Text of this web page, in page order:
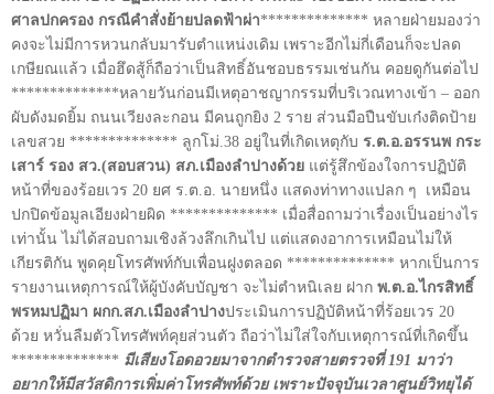
ศาลปกครอง กรณีคำสั่งย้ายปลดฟ้าผ่า************** หลายฝ่ายมองว่า
คงจะไม่มีการหวนกลับมารับตำแหน่งเดิม เพราะอีกไม่กี่เดือนก็จะปลด
เกษียณแล้ว เมื่อฮึดสู้ก็ถือว่าเป็นสิทธิ์อันชอบธรรมเช่นกัน คอยดูกันต่อไป
**************หลายวันก่อนมีเหตุอาชญากรรมที่บริเวณทางเข้า – ออก
ผับดังมดยิ้ม ถนนเวียงละกอน มีคนถูกยิง 2 ราย ส่วนมือปืนขับเก๋งติดป้าย
เลขสวย ************** ลูกโม่.38 อยู่ในที่เกิดเหตุกับ ร.ต.อ.อรรนพ กระ
เสาร์ รอง สว.(สอบสวน) สภ.เมืองลำปางด้วย แต่รู้สึกข้องใจการปฏิบัติ
หน้าที่ของร้อยเวร 20 ยศ ร.ต.อ. นายหนึ่ง แสดงท่าทางแปลก ๆ
เหมือน
ปกปิดข้อมูลเอียงฝ่ายผิด ************** เมื่อสื่อถามว่าเรื่องเป็นอย่างไร
เท่านั้น ไม่ได้สอบถามเชิงล้วงลึกเกินไป แต่แสดงอาการเหมือนไม่ให้
เกียรติกัน พูดคุยโทรศัพท์กับเพื่อนฝูงตลอด ************** หากเป็นการ
รายงานเหตุการณ์ให้ผู้บังคับบัญชา จะไม่ตำหนิเลย ฝาก พ.ต.อ.ไกรสิทธิ์
พรหมปฏิมา ผกก.สภ.เมืองลำปางประเมินการปฏิบัติหน้าที่ร้อยเวร 20
ด้วย หวั่นลืมตัวโทรศัพท์คุยส่วนตัว ถือว่าไม่ใส่ใจกับเหตุการณ์ที่เกิดขึ้น
************** มีเสียงโอดอวยมาจากตำรวจสายตรวจที่ 191 มาว่า
อยากให้มีสวัสดิการเพิ่มค่าโทรศัพท์ด้วย เพราะปัจจุบันเวลาศูนย์วิทยุได้